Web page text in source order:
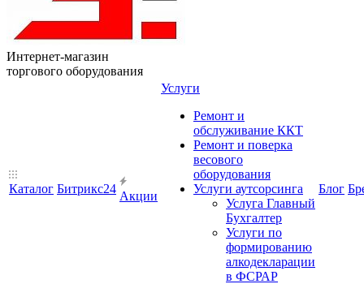
Интернет-магазин
торгового оборудования
Каталог Битрикс24
Акции
Услуги
Ремонт и
обслуживание ККТ
Ремонт и поверка
весового
оборудования
Услуги аутсорсинга
Услуга Главный
Бухгалтер
Услуги по
формированию
алкодекларации
в ФСРАР
Блог